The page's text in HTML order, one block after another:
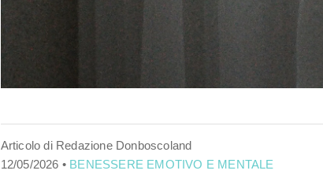
Articolo di Redazione Donboscoland
12/05/2026 • BENESSERE EMOTIVO E MENTALE